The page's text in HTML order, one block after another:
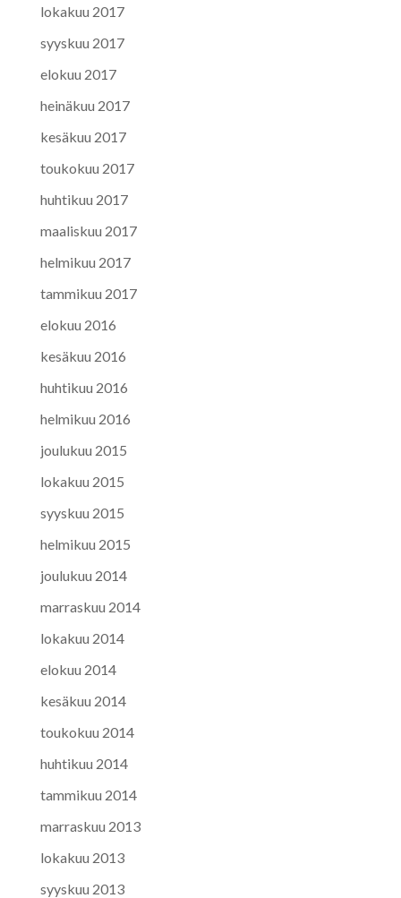
lokakuu 2017
syyskuu 2017
elokuu 2017
heinäkuu 2017
kesäkuu 2017
toukokuu 2017
huhtikuu 2017
maaliskuu 2017
helmikuu 2017
tammikuu 2017
elokuu 2016
kesäkuu 2016
huhtikuu 2016
helmikuu 2016
joulukuu 2015
lokakuu 2015
syyskuu 2015
helmikuu 2015
joulukuu 2014
marraskuu 2014
lokakuu 2014
elokuu 2014
kesäkuu 2014
toukokuu 2014
huhtikuu 2014
tammikuu 2014
marraskuu 2013
lokakuu 2013
syyskuu 2013